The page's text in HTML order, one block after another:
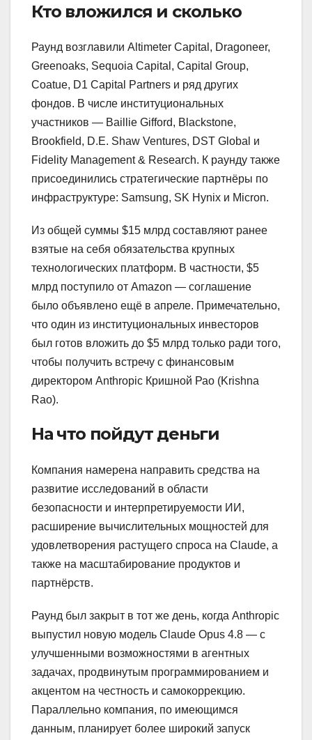
Кто вложился и сколько
Раунд возглавили Altimeter Capital, Dragoneer,
Greenoaks, Sequoia Capital, Capital Group,
Coatue, D1 Capital Partners и ряд других
фондов. В числе институциональных
участников — Baillie Gifford, Blackstone,
Brookfield, D.E. Shaw Ventures, DST Global и
Fidelity Management & Research. К раунду также
присоединились стратегические партнёры по
инфраструктуре: Samsung, SK Hynix и Micron.
Из общей суммы $15 млрд составляют ранее
взятые на себя обязательства крупных
технологических платформ. В частности, $5
млрд поступило от Amazon — соглашение
было объявлено ещё в апреле. Примечательно,
что один из институциональных инвесторов
был готов вложить до $5 млрд только ради того,
чтобы получить встречу с финансовым
директором Anthropic Кришной Рао (Krishna
Rao).
На что пойдут деньги
Компания намерена направить средства на
развитие исследований в области
безопасности и интерпретируемости ИИ,
расширение вычислительных мощностей для
удовлетворения растущего спроса на Claude, а
также на масштабирование продуктов и
партнёрств.
Раунд был закрыт в тот же день, когда Anthropic
выпустил новую модель Claude Opus 4.8 — с
улучшенными возможностями в агентных
задачах, продвинутым программированием и
акцентом на честность и самокоррекцию.
Параллельно компания, по имеющимся
данным, планирует более широкий запуск